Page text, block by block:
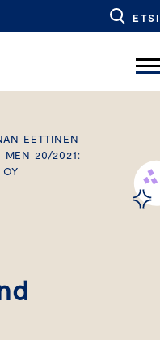
ETSI
EETTINEN
MEN 20/2021: